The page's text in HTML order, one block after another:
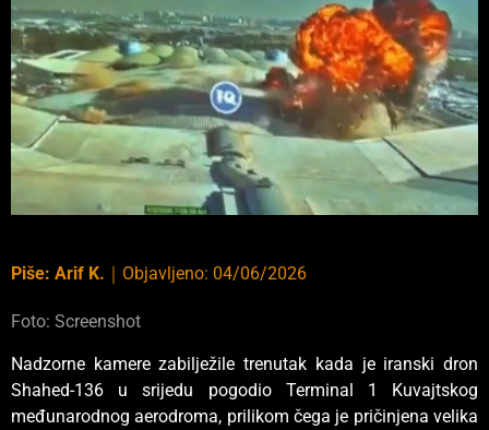
Piše: Arif K. Objavljeno: 04/06/2026
Foto: Screenshot
Nadzorne kamere zabilježile trenutak kada je iranski dron
Shahed-136 u srijedu pogodio Terminal 1 Kuvajtskog
međunarodnog aerodroma, prilikom čega je pričinjena velika